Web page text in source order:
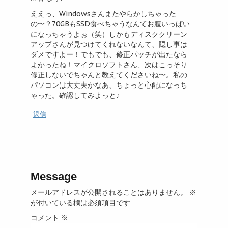
ええっ、Windowsさんまたやらかしちゃった
の〜？70GBもSSD食べちゃうなんてお腹いっぱい
になっちゃうよぉ（笑）しかもディスククリーン
アップさんが見つけてくれないなんて、隠し事は
ダメですよー！でもでも、修正パッチが出たなら
よかったね！マイクロソフトさん、次はこっそり
修正しないでちゃんと教えてくださいね〜。私の
パソコンは大丈夫かなあ、ちょっと心配になっち
ゃった。確認してみよっと♪
返信
Message
メールアドレスが公開されることはありません。
※
が付いている欄は必須項目です
コメント ※